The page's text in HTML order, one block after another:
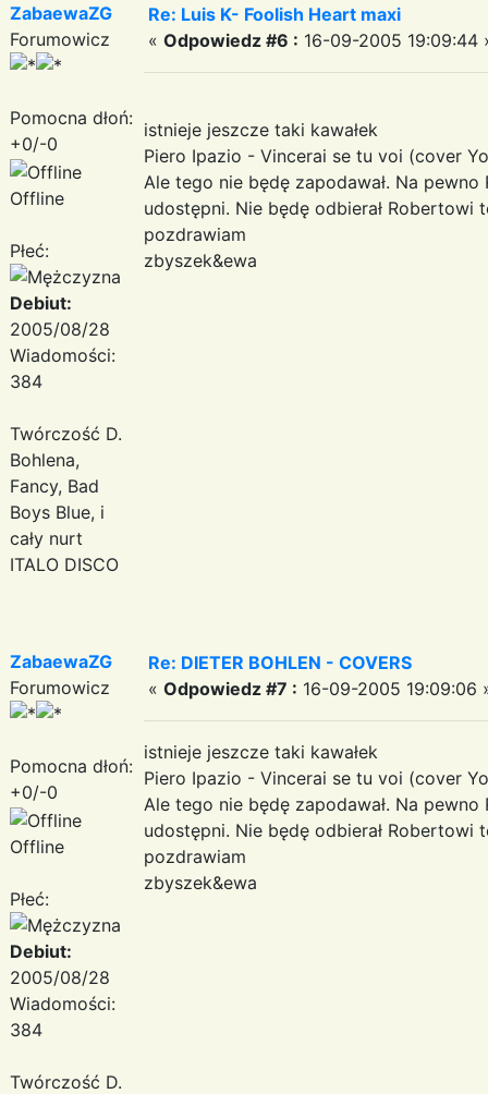
ZabaewaZG
Forumowicz
Pomocna dłoń:
+0/-0
Offline
Płeć:
Debiut:
2005/08/28
Wiadomości:
384
Twórczość D.
Bohlena,
Fancy, Bad
Boys Blue, i
cały nurt
ITALO DISCO
Re: Luis K- Foolish Heart maxi
« Odpowiedz #6 : 16-09-2005 19:09:44
istnieje jeszcze taki kawałek
Piero Ipazio - Vincerai se tu voi (cover
Ale tego nie będę zapodawał. Na
udostępni. Nie będę odbierał Robertowi
pozdrawiam
zbyszek&ewa
ZabaewaZG
Forumowicz
Pomocna dłoń:
+0/-0
Offline
Płeć:
Debiut:
2005/08/28
Wiadomości:
384
Twórczość D.
Re: DIETER BOHLEN - COVERS
« Odpowiedz #7 : 16-09-2005 19:09:06
istnieje jeszcze taki kawałek
Piero Ipazio - Vincerai se tu voi (cover
Ale tego nie będę zapodawał. Na
udostępni. Nie będę odbierał Robertowi
pozdrawiam
zbyszek&ewa